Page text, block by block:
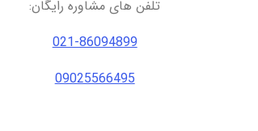
تلفن های مشاوره رایگان:
021-86094899
09025566495